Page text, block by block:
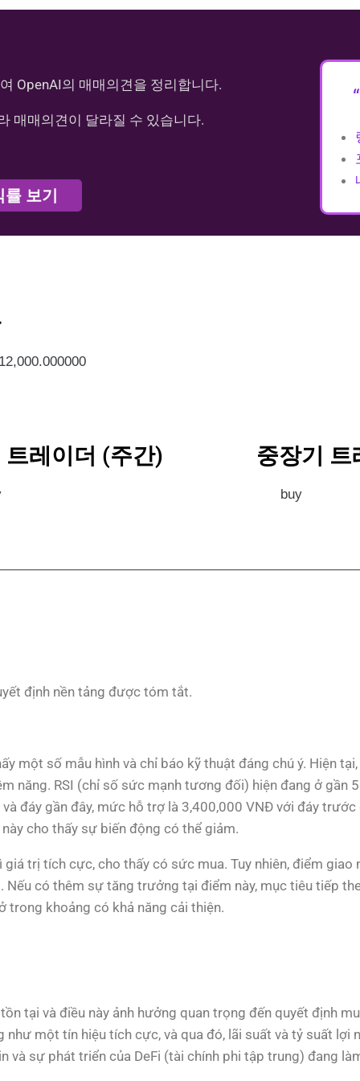
OpenAI의 매매의견을 정리합니다.
매매의견이 달라질 수 있습니다.
률 보기
트레이더 (주간) 중장기
buy
định nền tảng được tóm tắt.
một số mẫu hình và chỉ báo kỹ thuật đáng chú ý. Hiện
năng. RSI (chỉ số sức mạnh tương đối) hiện đang ở gần
đáy gần đây, mức hỗ trợ là 3,400,000 VNĐ với đáy
cho thấy sự biến động có thể giảm.
trị tích cực, cho thấy có sức mua. Tuy nhiên, điểm
có thêm sự tăng trưởng tại điểm này, mục tiêu tiếp
trong khoảng có khả năng cải thiện.
tại và điều này ảnh hưởng quan trọng đến quyết định
một tín hiệu tích cực, và qua đó, lãi suất và tỷ suất lợi
và sự phát triển của DeFi (tài chính phi tập trung) đang